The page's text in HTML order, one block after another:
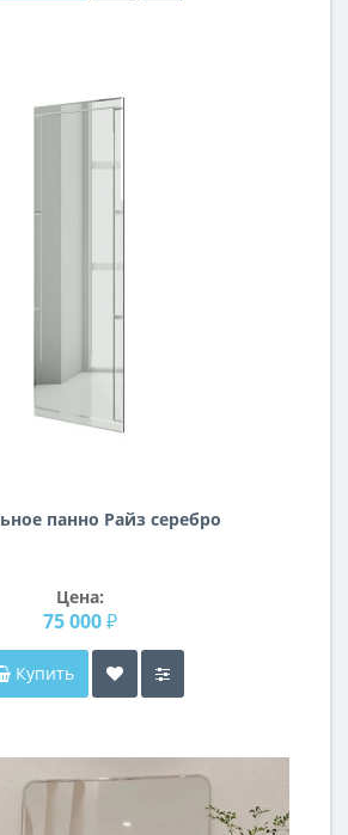
панно Райз серебро
Цена:
75 000 ₽
Купить